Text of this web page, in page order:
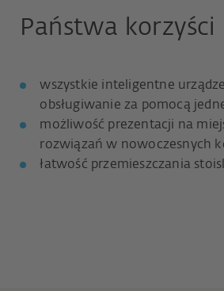
Państwa korzyści
wszystkie inteligentne
obsługiwanie za pomocą
możliwość prezentacji na
rozwiązań w nowoczesnych
łatwość przemieszczania